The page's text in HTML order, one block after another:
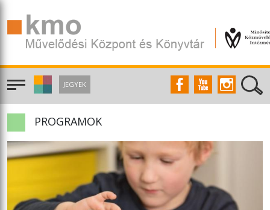
JEGYEK
PROGRAMOK